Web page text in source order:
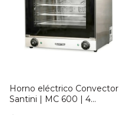
Horno eléctrico Convector
Santini | MC 600 | 4